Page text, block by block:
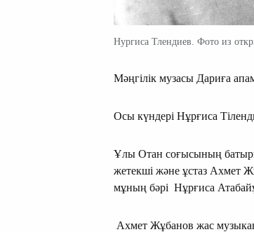
Нургиса Тлендиев. Фото из
Мәңгілік музасы Дариға
Осы күндері Нұрғиса
Ұлы Отан соғысының
жетекші және ұстаз Ахмет
мұның бәрі Нұрғиса
Ахмет Жұбанов жас